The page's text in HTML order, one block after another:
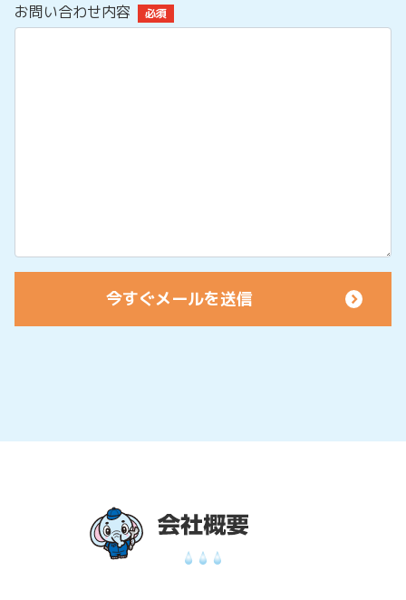
お問い合わせ内容 必須